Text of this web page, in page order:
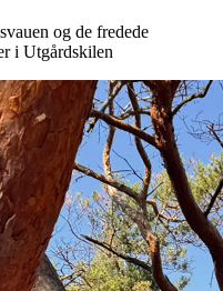
og de fredede
i Utgårdskilen